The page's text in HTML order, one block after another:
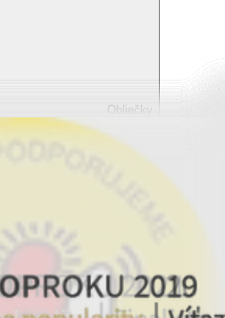
Obliečky